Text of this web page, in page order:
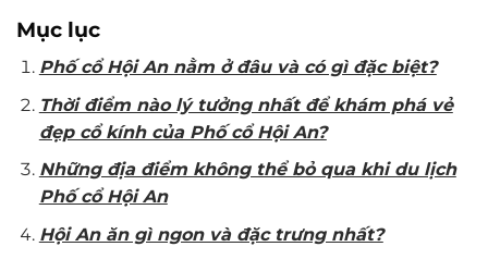
Mục lục
Phố cổ Hội An nằm ở đâu và có gì đặc biệt?
Thời điểm nào lý tưởng nhất để khám phá vẻ
đẹp cổ kính của Phố cổ Hội An?
Những địa điểm không thể bỏ qua khi du lịch
Phố cổ Hội An
Hội An ăn gì ngon và đặc trưng nhất?